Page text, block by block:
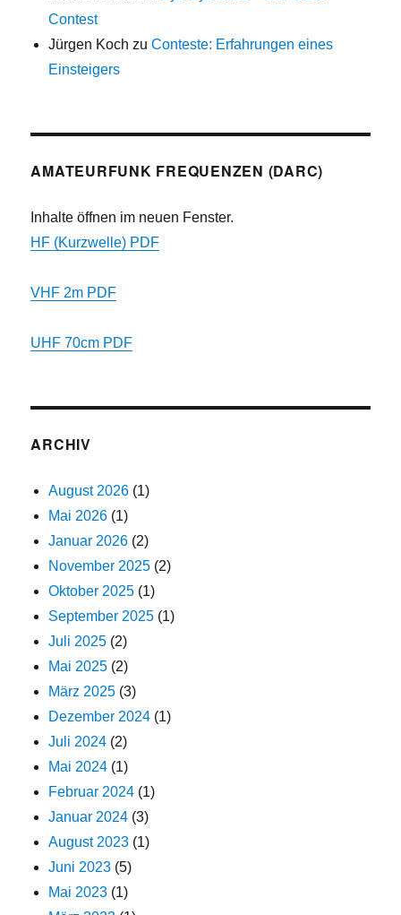
Contest
Jürgen Koch zuConteste: Erfahrungen eines
Einsteigers
AMATEURFUNK FREQUENZEN (DARC)
Inhalte öffnen im neuen Fenster.
HF (Kurzwelle) PDF
VHF 2m PDF
UHF 70cm PDF
ARCHIV
August 2026 (1)
Mai 2026 (1)
Januar 2026 (2)
November 2025 (2)
Oktober 2025 (1)
September 2025 (1)
Juli 2025 (2)
Mai 2025 (2)
März 2025 (3)
Dezember 2024 (1)
Juli 2024 (2)
Mai 2024 (1)
Februar 2024 (1)
Januar 2024 (3)
August 2023 (1)
Juni 2023 (5)
Mai 2023 (1)